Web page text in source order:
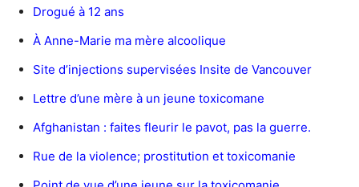
Drogué à 12 ans
À Anne-Marie ma mère alcoolique
Site d’injections supervisées Insite de Vancouver
Lettre d’une mère à un jeune toxicomane
Afghanistan : faites fleurir le pavot, pas la guerre.
Rue de la violence; prostitution et toxicomanie